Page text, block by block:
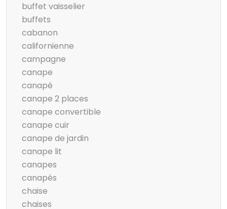
buffet vaisselier
buffets
cabanon
californienne
campagne
canape
canapé
canape 2 places
canape convertible
canape cuir
canape de jardin
canape lit
canapes
canapés
chaise
chaises